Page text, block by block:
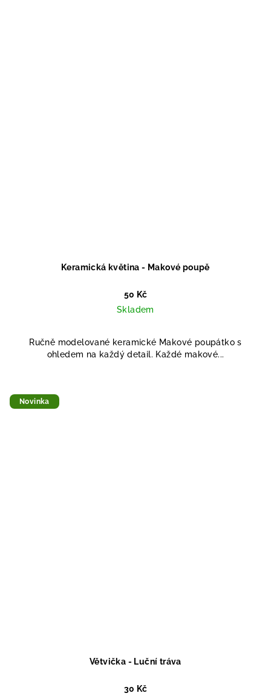
Keramická květina - Makové poupě
50 Kč
Skladem
Ručně modelované keramické Makové poupátko s
ohledem na každý detail. Každé makové...
Novinka
Větvička - Luční tráva
30 Kč